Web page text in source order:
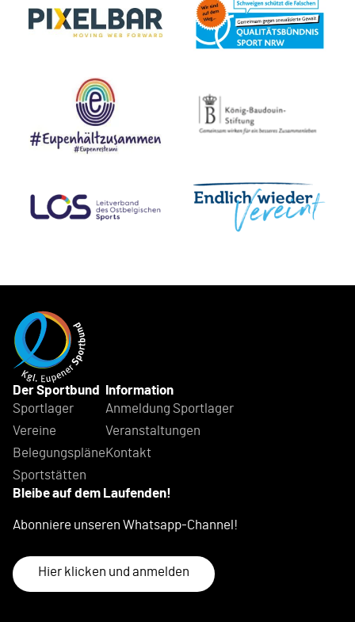
Der Sportbund
Sportlager
Vereine
Belegungspläne
Sportstätten
Information
Anmeldung Sportlager
Veranstaltungen
Kontakt
Bleibe auf dem Laufenden!
Abonniere unseren Whatsapp-Channel!
Hier klicken und anmelden